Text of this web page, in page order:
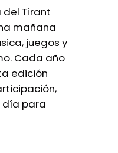
del Tirant
mañana
juegos y
Cada año
edición
día para